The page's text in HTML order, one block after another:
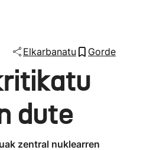
Azken berriak
Elkarbanatu Gorde
dute
zentral nuklearren